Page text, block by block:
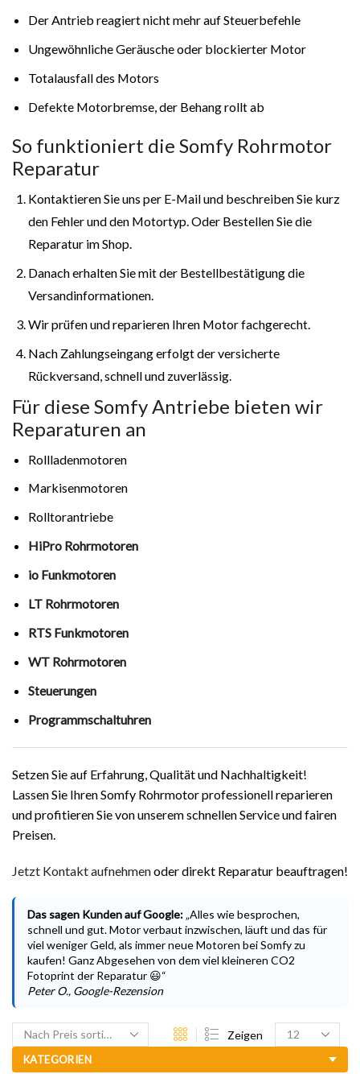
Der Antrieb reagiert nicht mehr auf Steuerbefehle
Ungewöhnliche Geräusche oder blockierter Motor
Totalausfall des Motors
Defekte Motorbremse, der Behang rollt ab
So funktioniert die Somfy Rohrmotor
Reparatur
Kontaktieren Sie uns per E-Mail und beschreiben Sie kurz
den Fehler und den Motortyp. Oder Bestellen Sie die
Reparatur im Shop.
Danach erhalten Sie mit der Bestellbestätigung die
Versandinformationen.
Wir prüfen und reparieren Ihren Motor fachgerecht.
Nach Zahlungseingang erfolgt der versicherte
Rückversand, schnell und zuverlässig.
Für diese Somfy Antriebe bieten wir
Reparaturen an
Rollladenmotoren
Markisenmotoren
Rolltorantriebe
HiPro Rohrmotoren
io Funkmotoren
LT Rohrmotoren
RTS Funkmotoren
WT Rohrmotoren
Steuerungen
Programmschaltuhren
Setzen Sie auf Erfahrung, Qualität und Nachhaltigkeit!
Lassen Sie Ihren Somfy Rohrmotor professionell reparieren
und profitieren Sie von unserem schnellen Service und fairen
Preisen.
Jetzt Kontakt aufnehmenoder direkt Reparatur beauftragen!
Das sagen Kunden auf Google:„Alles wie besprochen,
schnell und gut. Motor verbaut inzwischen, läuft und das für
viel weniger Geld, als immer neue Motoren bei Somfy zu
kaufen! Ganz Abgesehen von dem viel kleineren CO2
Fotoprint der Reparatur 😃“
Peter O., Google-Rezension
Zeigen
KATEGORIEN